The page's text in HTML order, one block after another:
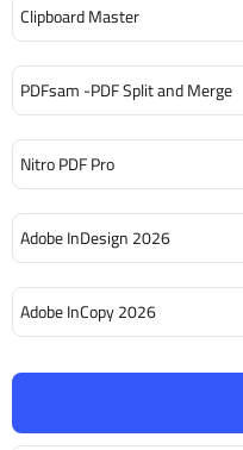
Clipboard Master
PDFsam -PDF Split and Merge
Nitro PDF Pro
Adobe InDesign 2026
Adobe InCopy 2026